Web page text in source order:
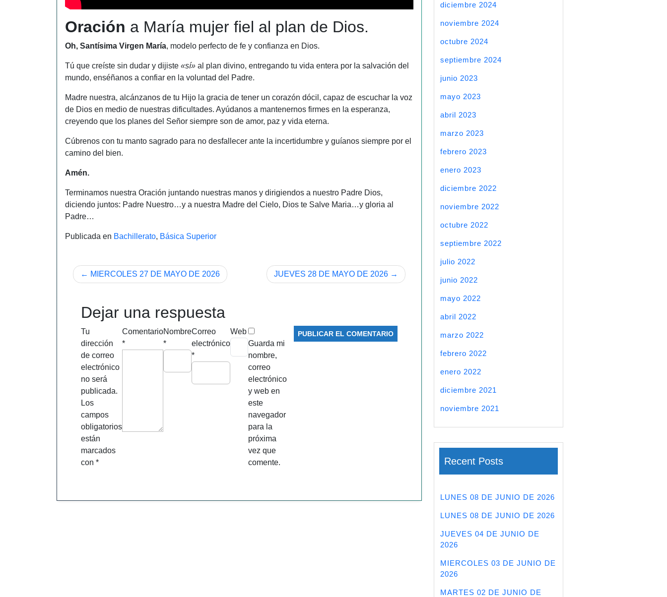
Oración a María mujer fiel al plan de Dios.
Oh, Santísima Virgen María, modelo perfecto de fe y confianza en Dios.
Tú que creíste sin dudar y dijiste «sí» al plan divino, entregando tu vida entera por la salvación del
mundo, enséñanos a confiar en la voluntad del Padre.
Madre nuestra, alcánzanos de tu Hijo la gracia de tener un corazón dócil, capaz de escuchar la voz
de Dios en medio de nuestras dificultades. Ayúdanos a mantenernos firmes en la esperanza,
creyendo que los planes del Señor siempre son de amor, paz y vida eterna.
Cúbrenos con tu manto sagrado para no desfallecer ante la incertidumbre y guíanos siempre por el
camino del bien.
Amén.
Terminamos nuestra Oración juntando nuestras manos y dirigiendos a nuestro Padre Dios,
diciendo juntos: Padre Nuestro…y a nuestra Madre del Cielo, Dios te Salve Maria…y gloria al
Padre…
Publicada en Bachillerato, Básica Superior
Navegación
entradas
MIERCOLES 27 DE MAYO DE 2026 JUEVES 28 DE MAYO DE 2026
Dejar una respuesta
Tu
dirección
de correo
electrónico
no será
publicada.
Los
campos
obligatorios
están
marcados
con *
Comentario
*
Nombre
*
Correo
electrónico
*
Web
Guarda mi
nombre,
correo
electrónico
y web en
este
navegador
para la
próxima
vez que
comente.
diciembre 2024
noviembre 2024
octubre 2024
septiembre 2024
junio 2023
mayo 2023
abril 2023
marzo 2023
febrero 2023
enero 2023
diciembre 2022
noviembre 2022
octubre 2022
septiembre 2022
julio 2022
junio 2022
mayo 2022
abril 2022
marzo 2022
febrero 2022
enero 2022
diciembre 2021
noviembre 2021
Recent Posts
LUNES 08 DE JUNIO DE 2026
LUNES 08 DE JUNIO DE 2026
JUEVES 04 DE JUNIO DE
2026
MIERCOLES 03 DE JUNIO DE
2026
MARTES 02 DE JUNIO DE